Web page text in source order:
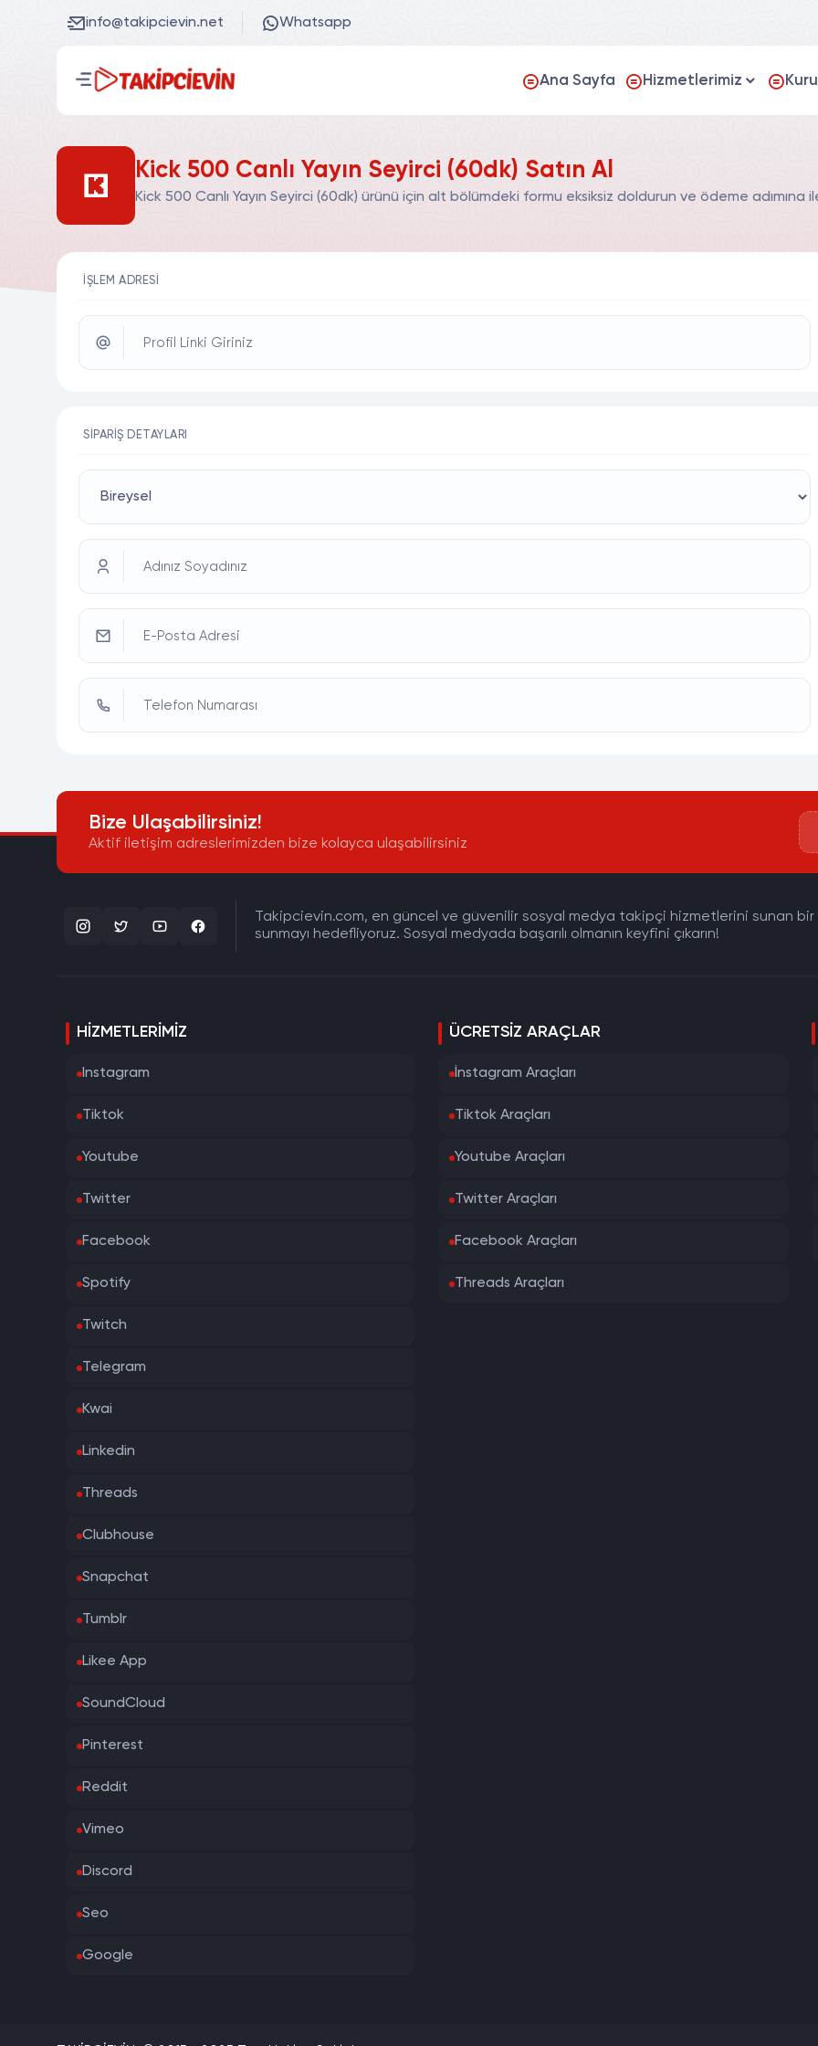
info@takipcievin.net Whatsapp
Ana Sayfa Hizmetlerimiz
Kick 500 Canlı Yayın Seyirci (60dk) Satın Al
Kick 500 Canlı Yayın Seyirci (60dk) ürünü için alt bölümdeki formu eksiksiz doldurun ve ödeme adımına
İŞLEM ADRESI
Profil Linki Giriniz
SIPARIŞ DETAYLARI
Adınız Soyadınız
E-Posta Adresi
Telefon Numarası
Bize Ulaşabilirsiniz!
Aktif iletişim adreslerimizden bize kolayca ulaşabilirsiniz
Takipcievin.com, en güncel ve güvenilir sosyal medya takipçi hizmetlerini sunan bir
sunmayı hedefliyoruz. Sosyal medyada başarılı olmanın keyfini çıkarın!
HIZMETLERIMIZ
Instagram
Tiktok
Youtube
Twitter
Facebook
Spotify
Twitch
Telegram
Kwai
Linkedin
Threads
Clubhouse
Snapchat
Tumblr
Likee App
SoundCloud
Pinterest
Reddit
Vimeo
Discord
Seo
Google
ÜCRETSIZ ARAÇLAR
İnstagram Araçları
Tiktok Araçları
Youtube Araçları
Twitter Araçları
Facebook Araçları
Threads Araçları